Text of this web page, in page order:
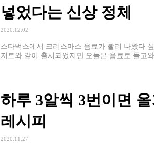
넣었다는 신상 정체
2020.12.02
스타벅스에서 크리스마스 음료가 빨리 나왔다
저트와 같이 출시되었지만 오늘은 음료로 들고
하루 3알씩 3번이면
레시피
2020.11.27